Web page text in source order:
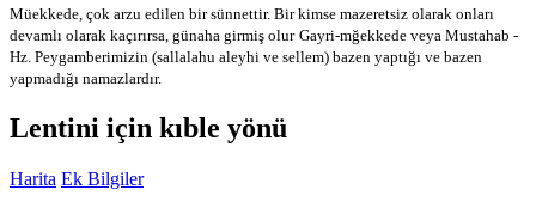
Müekkede, çok arzu edilen bir sünnettir. Bir kimse mazeretsiz olarak onları
devamlı olarak kaçırırsa, günaha girmiş olur Gayri-mğekkede veya Mustahab -
Hz. Peygamberimizin (sallalahu aleyhi ve sellem) bazen yaptığı ve bazen
yapmadığı namazlardır.
Lentini için kıble yönü
Harita Ek Bilgiler